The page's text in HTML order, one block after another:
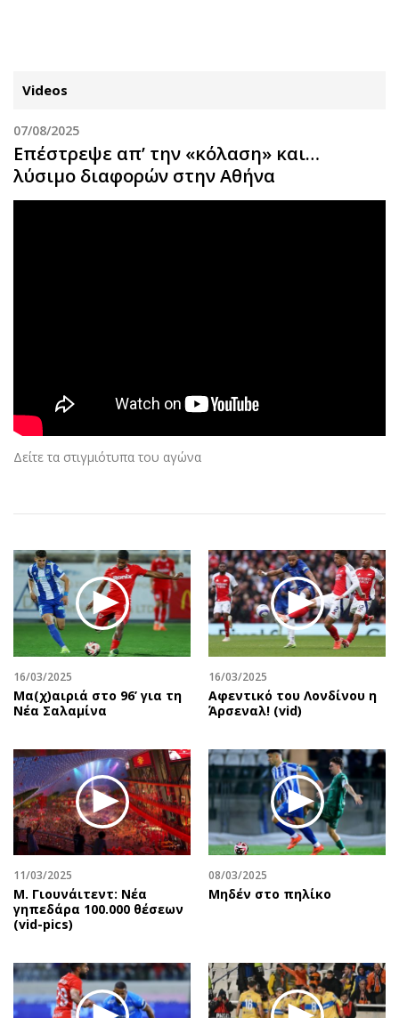
ΚΑΤΗΓΟΡΙΕΣ ΣΥΝΔΕΣΗ
Κύπρος
Αθλητισμός
Κύπρος
Ελλάδα
Κληρώσεις Allwyn
Οικονομία
Real Estate
Επιχειρήσεις
Αγορές
Money Review
AstroBank Properties
Ενέργεια
Ναυτιλία
Περιβάλλον
Ελλάδα
Κόσμος
Παράξενα
Πολιτισμός
Σινεμά
Μουσική
Εικαστικά
Απόψεις
Geek
Νέα
Αυτοκίνηση
Πολιτική
Οικονομία
Γενικά
Αναδρομές
Πρόσωπα
Περιβάλλον
Γυναίκα
Showbiz
Ταξίδια
Συνταγές
Έξοδος
Media
Εκπομπές
Uncut
Προσφορές
Videos
07/08/2025
Επέστρεψε απ’ την «κόλαση» και…
λύσιμο διαφορών στην Αθήνα
Δείτε τα στιγμιότυπα του αγώνα
16/03/2025
Μα(χ)αιριά στο 96’ για τη
Νέα Σαλαμίνα
16/03/2025
Αφεντικό του Λονδίνου η
Άρσεναλ! (vid)
11/03/2025
Μ. Γιουνάιτεντ: Νέα
γηπεδάρα 100.000 θέσεων
(vid-pics)
08/03/2025
Μηδέν στο πηλίκο